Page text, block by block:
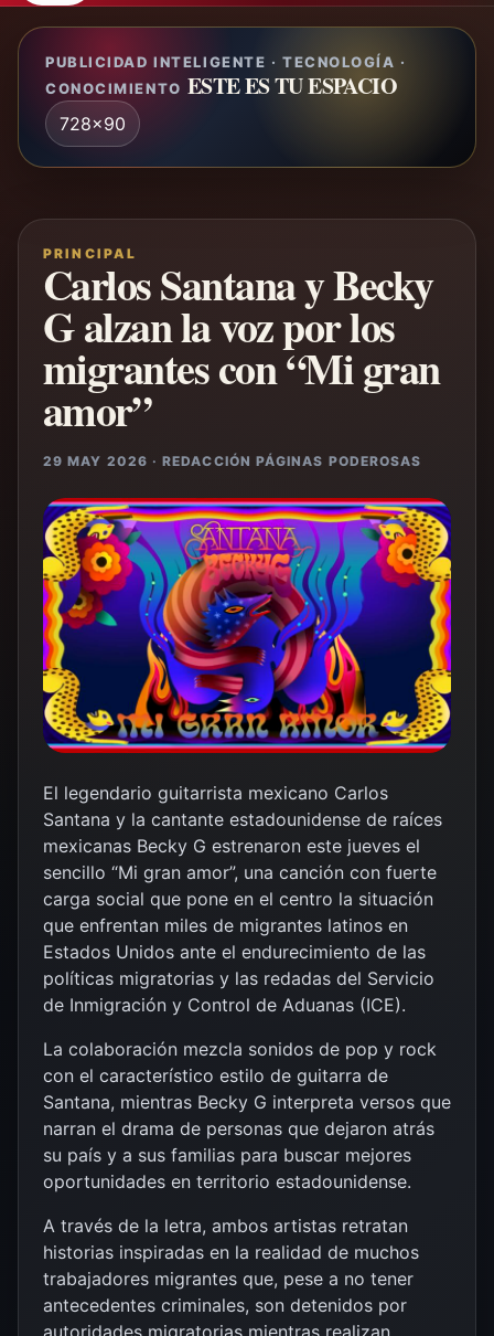
PUBLICIDAD INTELIGENTE · TECNOLOGÍA ·
CONOCIMIENTO ESTE ES TU ESPACIO
728x90
PRINCIPAL
Carlos Santana y Becky
G alzan la voz por los
migrantes con “Mi gran
amor”
29 MAY 2026 · REDACCIÓN PÁGINAS PODEROSAS
El legendario guitarrista mexicano Carlos
Santana y la cantante estadounidense de raíces
mexicanas Becky G estrenaron este jueves el
sencillo “Mi gran amor”, una canción con fuerte
carga social que pone en el centro la situación
que enfrentan miles de migrantes latinos en
Estados Unidos ante el endurecimiento de las
políticas migratorias y las redadas del Servicio
de Inmigración y Control de Aduanas (ICE).
La colaboración mezcla sonidos de pop y rock
con el característico estilo de guitarra de
Santana, mientras Becky G interpreta versos que
narran el drama de personas que dejaron atrás
su país y a sus familias para buscar mejores
oportunidades en territorio estadounidense.
A través de la letra, ambos artistas retratan
historias inspiradas en la realidad de muchos
trabajadores migrantes que, pese a no tener
antecedentes criminales, son detenidos por